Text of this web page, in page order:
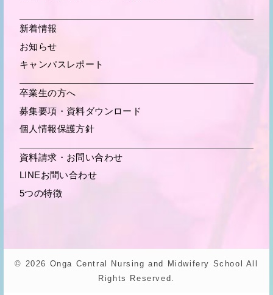
新着情報
お知らせ
キャンパスレポート
卒業生の方へ
募集要項・ 資料ダウンロード
個人情報保護方針
資料請求・お問い合わせ
LINEお問い合わせ
5つの特徴
© 2026 Onga Central Nursing and Midwifery School All
Rights Reserved.